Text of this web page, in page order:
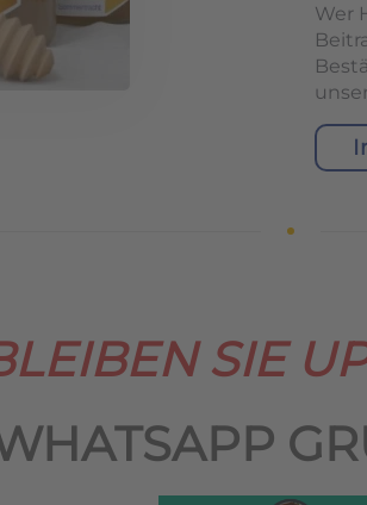
Wer
SIE